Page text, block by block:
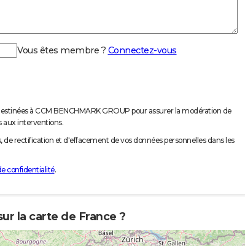
Vous êtes membre ? Connectez-vous
à CCM BENCHMARK GROUP pour assurer la modération de
aux interventions.
de rectification et d'effacement de vos données personnelles dans les
confidentialité.
la carte de France ?